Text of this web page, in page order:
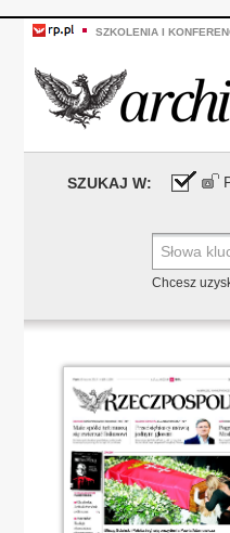
SZKOLENIA I
SZUKAJ W:
Chcesz